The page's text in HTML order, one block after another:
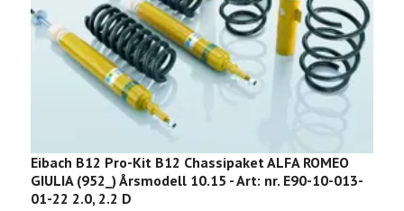
Eibach B12 Pro-Kit B12 Chassipaket ALFA ROMEO
GIULIA (952_) Årsmodell 10.15 - Art: nr. E90-10-013-
01-22 2.0, 2.2 D